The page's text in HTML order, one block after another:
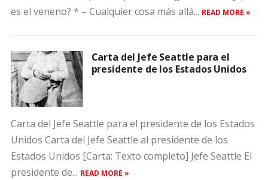
es el veneno? * – Cualquier cosa más allá... READ MORE »
Carta del Jefe Seattle para el
presidente de los Estados Unidos
Carta del Jefe Seattle para el presidente de los Estados
Unidos Carta del Jefe Seattle al presidente de los
Estados Unidos [Carta: Texto completo] Jefe Seattle El
presidente de... READ MORE »